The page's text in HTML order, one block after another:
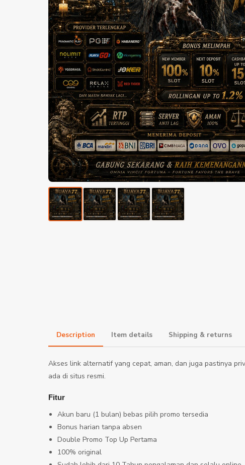
Description Item details Shipping & returns
Akses link alternatif yang cepat, aman, dan juga pastinya
ada di situs resmi.
Fitur
Akun baru (1 bulan) bebas pilih promo tersedia
Bonus harian tanpa absen
Double Promo Top Up Pertama
100% original